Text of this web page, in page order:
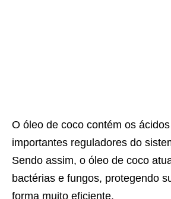
O óleo de coco contém os
importantes reguladores do
Sendo assim, o óleo de coco
bactérias e fungos, protegendo
forma muito eficiente.